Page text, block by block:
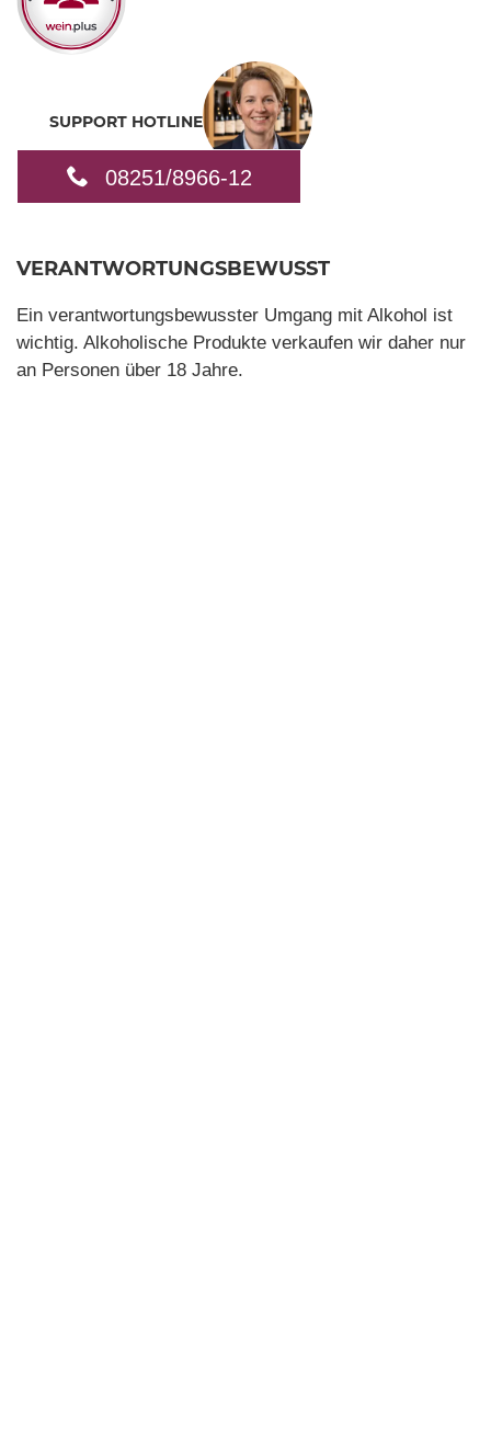
SUPPORT HOTLINE
08251/8966-12
VERANTWORTUNGSBEWUSST
Ein verantwortungsbewusster Umgang mit Alkohol ist
wichtig. Alkoholische Produkte verkaufen wir daher nur
an Personen über 18 Jahre.